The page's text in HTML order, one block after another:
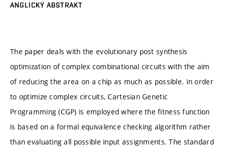
ANGLICKÝ ABSTRAKT
The paper deals with the evolutionary post synthesis
optimization of complex combinational circuits with the aim
of reducing the area on a chip as much as possible. In order
to optimize complex circuits, Cartesian Genetic
Programming (CGP) is employed where the fitness function
is based on a formal equivalence checking algorithm rather
than evaluating all possible input assignments. The standard